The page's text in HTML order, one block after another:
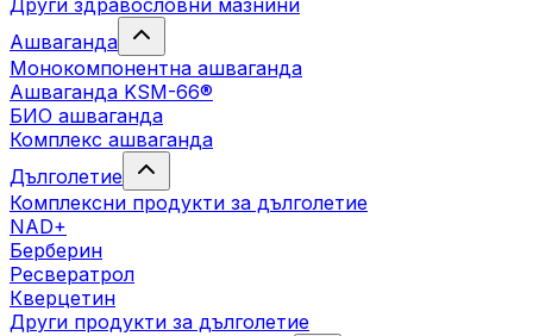
Други здравословни мазнини
Ашваганда
Монокомпонентна ашваганда
Ашваганда KSM-66®
БИО ашваганда
Комплекс ашваганда
Дълголетие
Комплексни продукти за дълголетие
NAD+
Берберин
Ресвератрол
Кверцетин
Други продукти за дълголетие